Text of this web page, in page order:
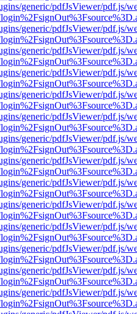
generic/pdfJsViewer/pdf.js/
generic/pdfJsViewer/pdf.js/
generic/pdfJsViewer/pdf.js/
generic/pdfJsViewer/pdf.js/
generic/pdfJsViewer/pdf.js/
generic/pdfJsViewer/pdf.js/
generic/pdfJsViewer/pdf.js/
generic/pdfJsViewer/pdf.js/
generic/pdfJsViewer/pdf.js/
generic/pdfJsViewer/pdf.js/
generic/pdfJsViewer/pdf.js/
generic/pdfJsViewer/pdf.js/
generic/pdfJsViewer/pdf.js/
generic/pdfJsViewer/pdf.js/